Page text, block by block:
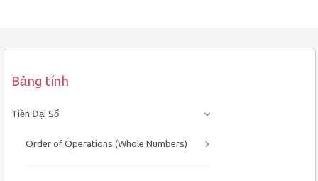
Bảng tính
Tiền Đại Số
Order of Operations (Whole Numbers)